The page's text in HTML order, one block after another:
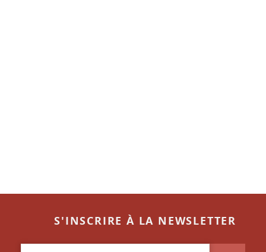
S'INSCRIRE À LA NEWSLETTER